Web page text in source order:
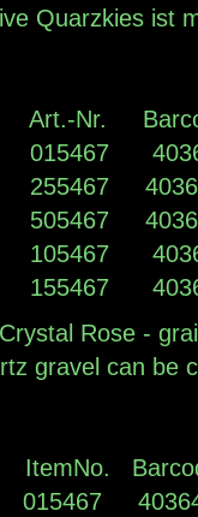
Quarzkies ist
Art.-Nr.
015467
255467
505467
105467
155467
Rose -
gravel can be
ItemNo.
015467